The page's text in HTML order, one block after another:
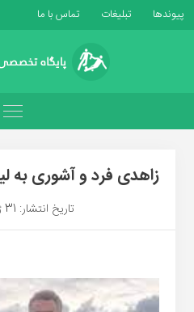
پیوندها تبلیغات تماس با ما
زاهدی فرد و آشوری به
تاریخ انتشار: 31 ژانویه 2024